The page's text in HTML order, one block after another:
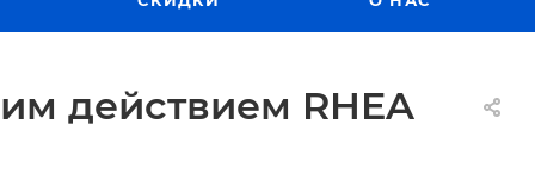
действием RHEA